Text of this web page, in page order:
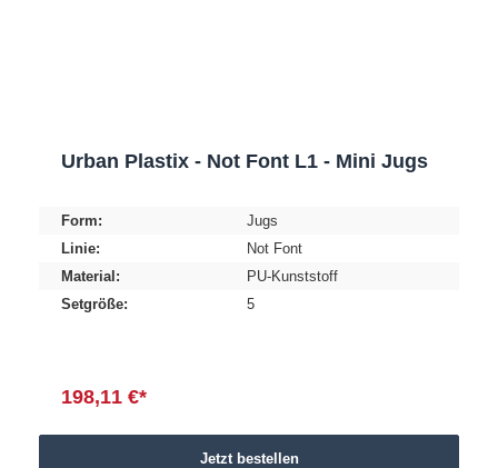
Urban Plastix - Not Font L1 - Mini Jugs
Form:
Jugs
Linie:
Not Font
Material:
PU-Kunststoff
Setgröße:
5
198,11 €*
Jetzt bestellen